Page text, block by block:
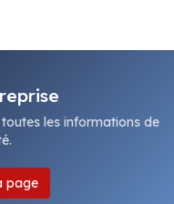
les informations de
page